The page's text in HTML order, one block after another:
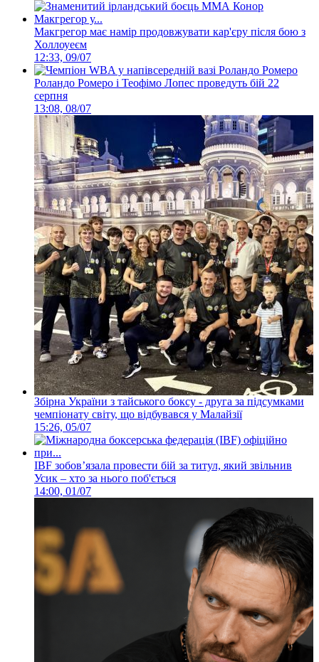
Макгрегор має намір продовжувати кар'єру після бою з
Холлоуеєм
12:33, 09/07
Роландо Ромеро і Теофімо Лопес проведуть бій 22
серпня
13:08, 08/07
Збірна України з тайського боксу - друга за підсумками
чемпіонату світу, що відбувався у Малайзії
15:26, 05/07
IBF зобовʼязала провести бій за титул, який звільнив
Усик – хто за нього поб'ється
14:00, 01/07